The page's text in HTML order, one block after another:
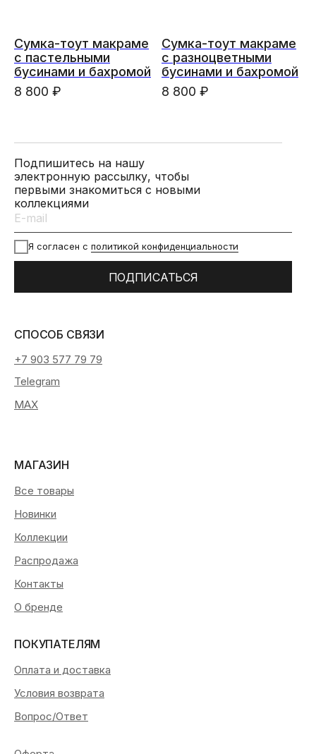
Сумка-тоут макраме
с пастельными
бусинами и бахромой
8 800 ₽
Сумка-тоут макраме
с разноцветными
бусинами и бахромой
8 800 ₽
О бренде
Контакты
Все товары
Новинки
Коллекции
Распродажа
МАГАЗИН
MAX
Telegram
Условия возврата
Вопрос/Ответ
Подпишитесь на нашу
электронную рассылку, чтобы
первыми знакомиться с новыми
коллекциями
ПОКУПАТЕЛЯМ
Я согласен с политикой конфиденциальности
ПОДПИСАТЬСЯ
Оплата и доставка
СПОСОБ СВЯЗИ
+7 903 577 79 79